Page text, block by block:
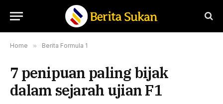
Home » Berita Formula 1
7 penipuan paling bijak
dalam sejarah ujian F1